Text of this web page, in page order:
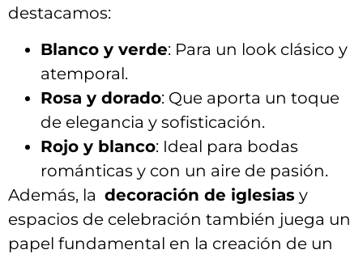
destacamos:
Blanco y ⁢verde: Para un look ⁣clásico y⁤
atemporal.
Rosa y dorado: Que aporta un toque
de elegancia y sofisticación.
Rojo y blanco:‍ Ideal ⁢para bodas​
románticas y con​ un​ aire de​ pasión.
Además, la ⁣ decoración​ de iglesias y
‌espacios de celebración también juega​ un
papel fundamental ‌en la creación‍ de un